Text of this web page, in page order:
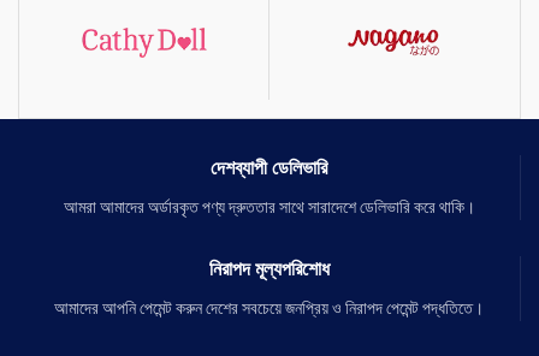
দেশব্যাপী ডেলিভারি
আমরা আমাদের অর্ডারকৃত পণ্য দ্রুততার সাথে সারাদেশে ডেলিভারি করে থাকি।
নিরাপদ মূল্যপরিশোধ
আমাদের আপনি পেমেন্ট করুন দেশের সবচেয়ে জনপ্রিয় ও নিরাপদ পেমেন্ট পদ্ধতিতে।